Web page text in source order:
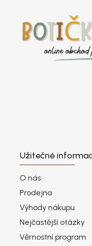
Užitečné
O nás
Prodejna
Výhody nákupu
Nejčastější otázky
Věrnostní program